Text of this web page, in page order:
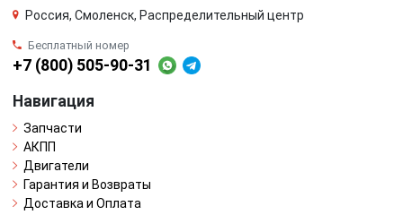
Россия, Смоленск, Распределительный центр
Бесплатный номер
+7 (800) 505-90-31
Навигация
Запчасти
АКПП
Двигатели
Гарантия и Возвраты
Доставка и Оплата